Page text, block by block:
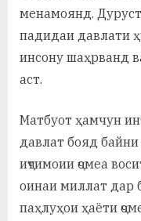
менамоянд.
падидаи давлати
инсону шаҳрванд
аст.
Матбуот ҳамчун
давлат бояд
иҷтимоии ҷомеа
оинаи миллат дар
паҳлуҳои ҳаёти